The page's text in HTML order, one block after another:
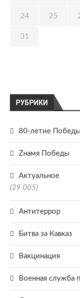
РУБРИКИ
80-летие Победы
Zнамя Победы
Актуальное
(29 005)
Антитеррор
Битва за Кавказ
Вакцинация
Военная служба
24 25
31